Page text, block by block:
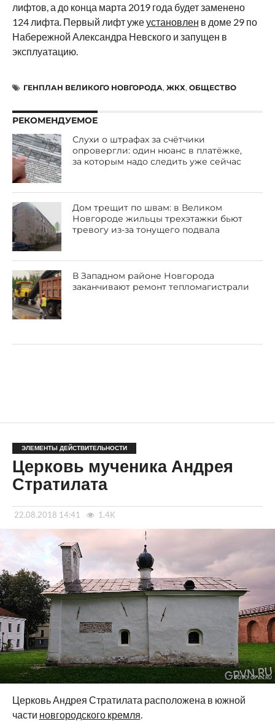
лифтов, а до конца марта 2019 года будет заменено
124 лифта. Первый лифт ужеустановлен в доме 29 по
Набережной Александра Невского и запущен в
эксплуатацию.
ГЕНПЛАН ВЕЛИКОГО НОВГОРОДА, ЖКХ, ОБЩЕСТВО
РЕКОМЕНДУЕМОЕ
Слухи о штрафах за счётчики
опровергли: один нюанс в платёжке,
за которым надо следить уже сейчас
Дом трещит по швам: в Великом
Новгороде жильцы трехэтажки бьют
тревогу из-за тонущего подвала
В Западном районе Новгорода
заканчивают ремонт тепломагистрали
ЭЛЕМЕНТЫ ДЕЙСТВИТЕЛЬНОСТИ
Церковь мученика Андрея
Стратилата
22.08.2018 14:41 1.4K
ФОТО: GPVN.RU
Церковь Андрея Стратилата расположена в южной
части новгородского кремля.